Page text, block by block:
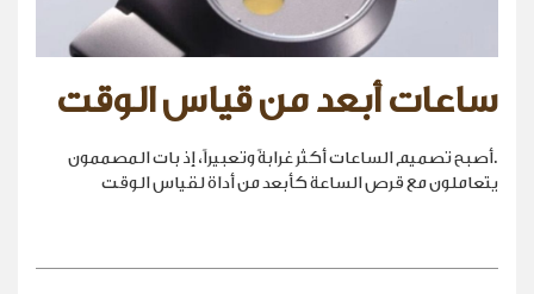
ساعات أبعد من قياس الوقت
.أصبح تصميم الساعات أكثر غرابةً وتعبيراً، إذ بات المصممون
يتعاملون مع قرص الساعة كأبعد من أداة لقياس الوقت